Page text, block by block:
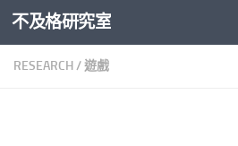
Skip to content
不及格研究室
RESEARCH/遊戲